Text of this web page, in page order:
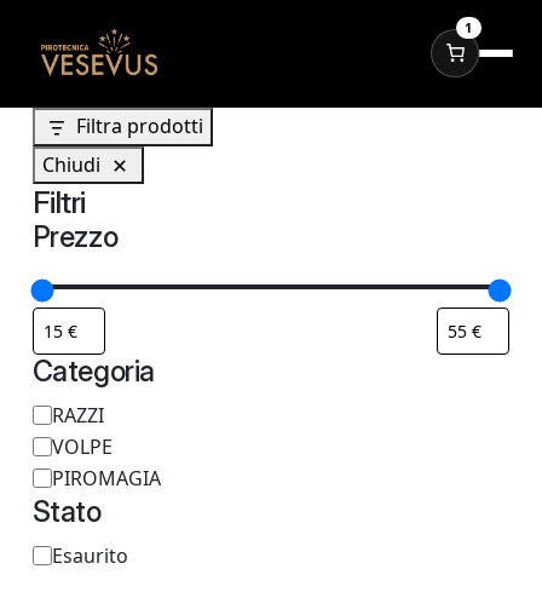
1
Filtra prodotti
Chiudi
Filtri
Prezzo
Categoria
C
a
t
g
RAZZI
VOLPE
PIROMAGIA
Stato
DEsaurito